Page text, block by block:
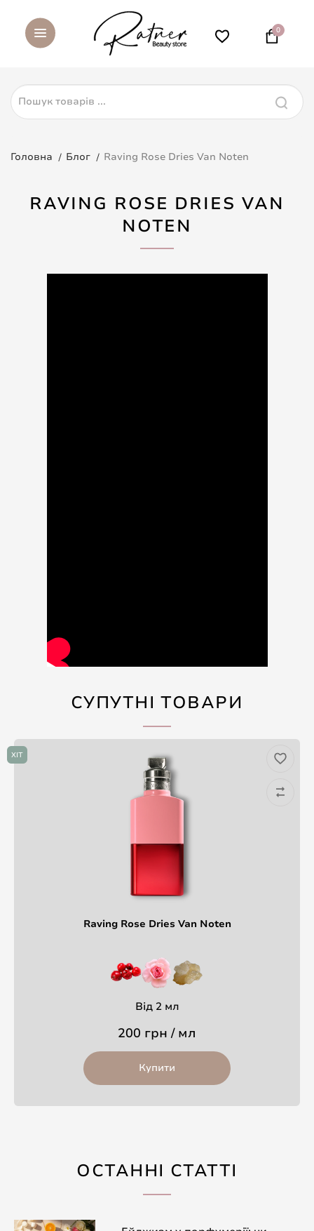
0
Головна Блог Raving Rose Dries Van Noten
RAVING ROSE DRIES VAN
NOTEN
СУПУТНІ ТОВАРИ
ХІТ
Raving Rose Dries Van Noten
Від 2 мл
200 грн / мл
Купити
ОСТАННІ СТАТТІ